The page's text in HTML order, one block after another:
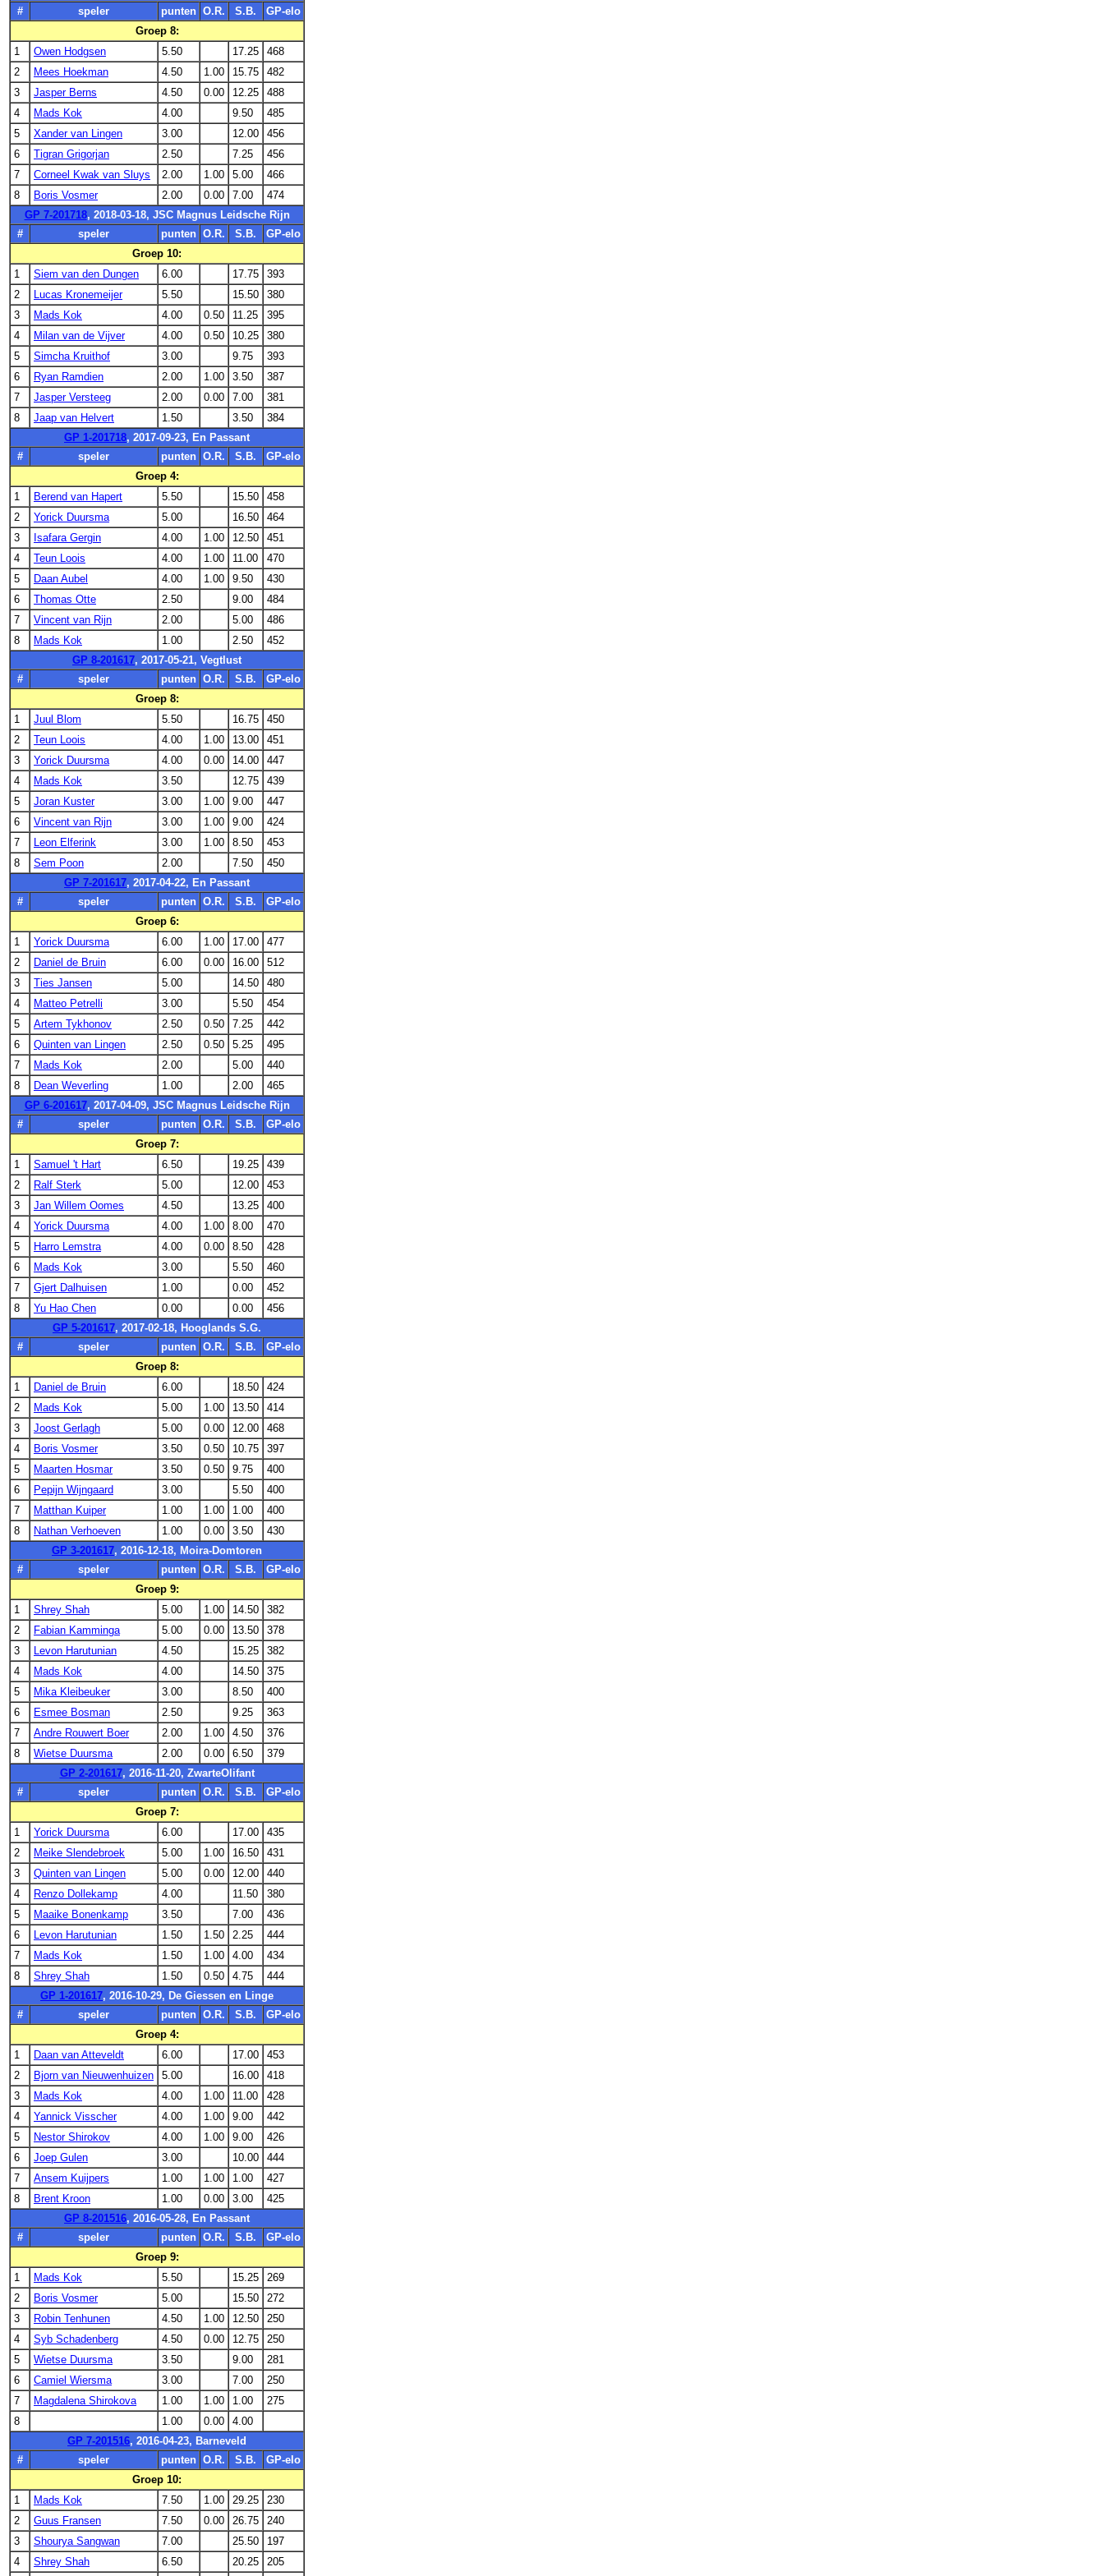
#
speler punten O.R. S.B.
GP-elo
Groep 8:
1
Owen Hodgsen 5.50 17.25
468
2
Mees Hoekman 4.50 1.00 15.75
482
3
Jasper Berns 4.50 0.00 12.25
488
4
Mads Kok 4.00 9.50
485
5
Xander van Lingen 3.00 12.00
456
6
Tigran Grigorjan 2.50 7.25
456
7
Corneel Kwak van Sluys 2.00 1.00 5.00
466
8
Boris Vosmer 2.00 0.00 7.00
474
GP 7-201718, 2018-03-18, JSC Magnus Leidsche Rijn
#
speler punten O.R. S.B.
GP-elo
Groep 10:
1
Siem van den Dungen 6.00 17.75
393
2
Lucas Kronemeijer 5.50 15.50
380
3
Mads Kok 4.00 0.50 11.25
395
4
Milan van de Vijver 4.00 0.50 10.25
380
5
Simcha Kruithof 3.00 9.75
393
6
Ryan Ramdien 2.00 1.00 3.50
387
7
Jasper Versteeg 2.00 0.00 7.00
381
8
Jaap van Helvert 1.50 3.50
384
GP 1-201718, 2017-09-23, En Passant
#
speler punten O.R. S.B.
GP-elo
Groep 4:
1
Berend van Hapert 5.50 15.50
458
2
Yorick Duursma 5.00 16.50
464
3
Isafara Gergin 4.00 1.00 12.50
451
4
Teun Loois 4.00 1.00 11.00
470
5
Daan Aubel 4.00 1.00 9.50
430
6
Thomas Otte 2.50 9.00
484
7
Vincent van Rijn 2.00 5.00
486
8
Mads Kok 1.00 2.50
452
GP 8-201617, 2017-05-21, Vegtlust
#
speler punten O.R. S.B.
GP-elo
Groep 8:
1
Juul Blom 5.50 16.75
450
2
Teun Loois 4.00 1.00 13.00
451
3
Yorick Duursma 4.00 0.00 14.00
447
4
Mads Kok 3.50 12.75
439
5
Joran Kuster 3.00 1.00 9.00
447
6
Vincent van Rijn 3.00 1.00 9.00
424
7
Leon Elferink 3.00 1.00 8.50
453
8
Sem Poon 2.00 7.50
450
GP 7-201617, 2017-04-22, En Passant
#
speler punten O.R. S.B.
GP-elo
Groep 6:
1
Yorick Duursma 6.00 1.00 17.00
477
2
Daniel de Bruin 6.00 0.00 16.00
512
3
Ties Jansen 5.00 14.50
480
4
Matteo Petrelli 3.00 5.50
454
5
Artem Tykhonov 2.50 0.50 7.25
442
6
Quinten van Lingen 2.50 0.50 5.25
495
7
Mads Kok 2.00 5.00
440
8
Dean Weverling 1.00 2.00
465
GP 6-201617, 2017-04-09, JSC Magnus Leidsche Rijn
#
speler punten O.R. S.B.
GP-elo
Groep 7:
1
Samuel 't Hart 6.50 19.25
439
2
Ralf Sterk 5.00 12.00
453
3
Jan Willem Oomes 4.50 13.25
400
4
Yorick Duursma 4.00 1.00 8.00
470
5
Harro Lemstra 4.00 0.00 8.50
428
6
Mads Kok 3.00 5.50
460
7
Gjert Dalhuisen 1.00 0.00
452
8
Yu Hao Chen 0.00 0.00
456
GP 5-201617, 2017-02-18, Hooglands S.G.
#
speler punten O.R. S.B.
GP-elo
Groep 8:
1
Daniel de Bruin 6.00 18.50
424
2
Mads Kok 5.00 1.00 13.50
414
3
Joost Gerlagh 5.00 0.00 12.00
468
4
Boris Vosmer 3.50 0.50 10.75
397
5
Maarten Hosmar 3.50 0.50 9.75
400
6
Pepijn Wijngaard 3.00 5.50
400
7
Matthan Kuiper 1.00 1.00 1.00
400
8
Nathan Verhoeven 1.00 0.00 3.50
430
GP 3-201617, 2016-12-18, Moira-Domtoren
#
speler punten O.R. S.B.
GP-elo
Groep 9:
1
Shrey Shah 5.00 1.00 14.50
382
2
Fabian Kamminga 5.00 0.00 13.50
378
3
Levon Harutunian 4.50 15.25
382
4
Mads Kok 4.00 14.50
375
5
Mika Kleibeuker 3.00 8.50
400
6
Esmee Bosman 2.50 9.25
363
7
Andre Rouwert Boer 2.00 1.00 4.50
376
8
Wietse Duursma 2.00 0.00 6.50
379
GP 2-201617, 2016-11-20, ZwarteOlifant
#
speler punten O.R. S.B.
GP-elo
Groep 7:
1
Yorick Duursma 6.00 17.00
435
2
Meike Slendebroek 5.00 1.00 16.50
431
3
Quinten van Lingen 5.00 0.00 12.00
440
4
Renzo Dollekamp 4.00 11.50
380
5
Maaike Bonenkamp 3.50 7.00
436
6
Levon Harutunian 1.50 1.50 2.25
444
7
Mads Kok 1.50 1.00 4.00
434
8
Shrey Shah 1.50 0.50 4.75
444
GP 1-201617, 2016-10-29, De Giessen en Linge
#
speler punten O.R. S.B.
GP-elo
Groep 4:
1
Daan van Atteveldt 6.00 17.00
453
2
Bjorn van Nieuwenhuizen 5.00 16.00
418
3
Mads Kok 4.00 1.00 11.00
428
4
Yannick Visscher 4.00 1.00 9.00
442
5
Nestor Shirokov 4.00 1.00 9.00
426
6
Joep Gulen 3.00 10.00
444
7
Ansem Kuijpers 1.00 1.00 1.00
427
8
Brent Kroon 1.00 0.00 3.00
425
GP 8-201516, 2016-05-28, En Passant
#
speler punten O.R. S.B.
GP-elo
Groep 9:
1
Mads Kok 5.50 15.25
269
2
Boris Vosmer 5.00 15.50
272
3
Robin Tenhunen 4.50 1.00 12.50
250
4
Syb Schadenberg 4.50 0.00 12.75
250
5
Wietse Duursma 3.50 9.00
281
6
Camiel Wiersma 3.00 7.00
250
7
Magdalena Shirokova 1.00 1.00 1.00
275
8
1.00 0.00
4.00
GP 7-201516, 2016-04-23, Barneveld
#
speler punten O.R. S.B.
GP-elo
Groep 10:
1
Mads Kok 7.50 1.00 29.25
230
2
Guus Fransen 7.50 0.00 26.75
240
3
Shourya Sangwan 7.00 25.50
197
4
Shrey Shah 6.50 20.25 205